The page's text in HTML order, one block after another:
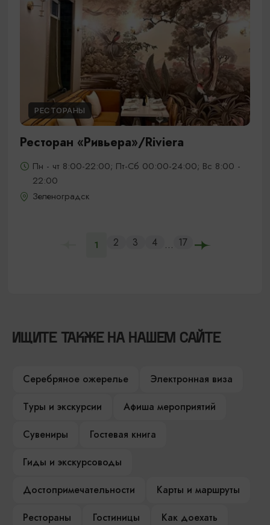
РЕСТОРАНЫ
Ресторан «Ривьера»/Riviera
Пн - чт 8:00-22:00; Пт-Сб 00:00-24:00; Вс 8:00 -
22:00
Зеленоградск
1 2 3 4 ... 17
ИЩИТЕ ТАКЖЕ НА НАШЕМ САЙТЕ
Серебряное ожерелье
Электронная виза
Туры и экскурсии
Афиша мероприятий
Сувениры
Гостевая книга
Гиды и экскурсоводы
Достопримечательности
Карты и маршруты
Рестораны
Гостиницы
Как доехать